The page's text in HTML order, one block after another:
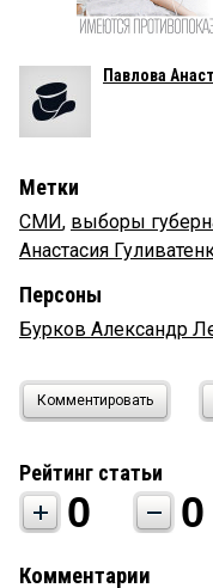
Павлова
Метки
СМИ, выборы
Анастасия
Персоны
Бурков Александр
Комментировать
Рейтинг статьи
0 0
Комментарии